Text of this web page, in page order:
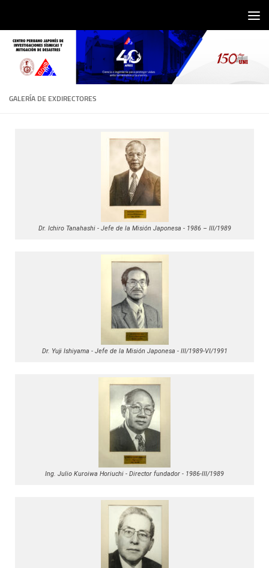
GALERÍA DE EXDIRECTORES
Dr. Ichiro Tanahashi - Jefe de la Misión Japonesa - 1986 – III/1989
Dr. Yuji Ishiyama - Jefe de la Misión Japonesa - III/1989-VI/1991
Ing. Julio Kuroiwa Horiuchi - Director fundador - 1986-III/1989